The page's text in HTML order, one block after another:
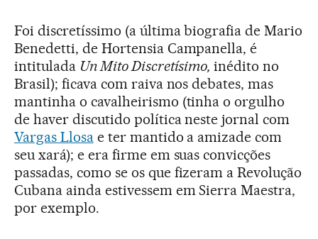
Foi discretíssimo (a última biografia de Mario
Benedetti, de Hortensia Campanella, é
intitulada Un Mito Discretísimo,inédito no
Brasil); ficava com raiva nos debates, mas
mantinha o cavalheirismo (tinha o orgulho
de haver discutido política neste jornal com
Vargas Llosae ter mantido a amizade com
seu xará); e era firme em suas convicções
passadas, como se os que fizeram a Revolução
Cubana ainda estivessem em Sierra Maestra,
por exemplo.